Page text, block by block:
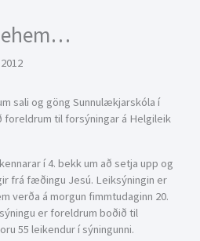
sali og göng Sunnulækjarskóla í
foreldrum til forsýningar á Helgileik
í 4. bekk um að setja upp og
frá fæðingu Jesú. Leiksýningin er
verða á morgun fimmtudaginn 20.
er foreldrum boðið til
55 leikendur í sýningunni.